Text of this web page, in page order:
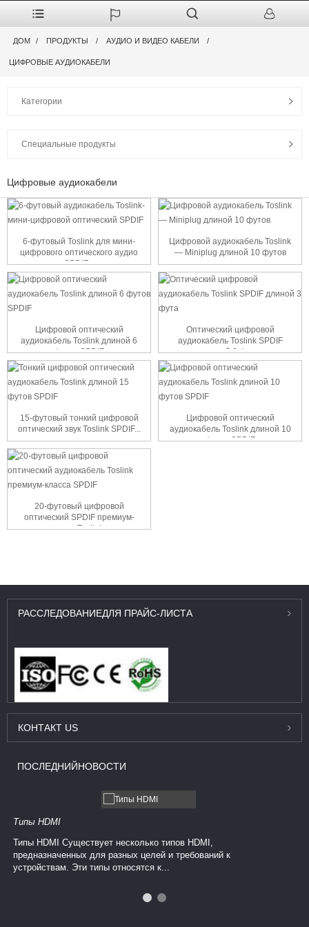
ДОМ ПРОДУКТЫ АУДИО И ВИДЕО КАБЕЛИ
ЦИФРОВЫЕ АУДИОКАБЕЛИ
Категории
Специальные продукты
Цифровые аудиокабели
6-футовый Toslink для мини-
цифрового оптического аудио
SPDIF...
Цифровой аудиокабель Toslink
— Miniplug длиной 10 футов
Цифровой оптический
аудиокабель Toslink длиной 6
футов SPDIF
Оптический цифровой
аудиокабель Toslink SPDIF
длиной 3 фута
15-футовый тонкий цифровой
оптический звук Toslink SPDIF...
Цифровой оптический
аудиокабель Toslink длиной 10
футов SPDIF
20-футовый цифровой
оптический SPDIF премиум-
класса Toslink...
РАССЛЕДОВАНИЕДЛЯ ПРАЙС-ЛИСТА
КОНТАКТ US
ПОСЛЕДНИЙНОВОСТИ
Типы HDMI
Типы HDMI Существует несколько типов HDMI,
предназначенных для разных целей и требований к
устройствам. Эти типы относятся к...